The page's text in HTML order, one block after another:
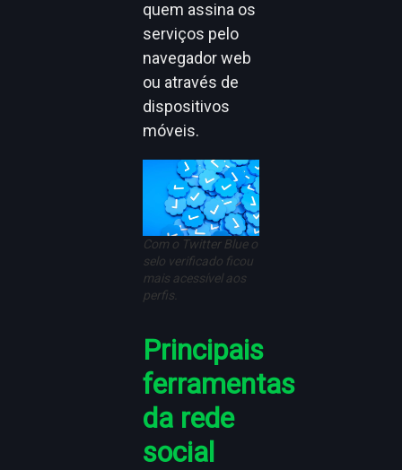
quem assina os
serviços pelo
navegador web
ou através de
dispositivos
móveis.
Com o Twitter Blue o
selo verificado ficou
mais acessível aos
perfis.
Principais
ferramentas
da rede
social